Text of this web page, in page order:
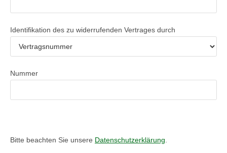
Identifikation des zu widerrufenden Vertrages durch
Nummer
Bitte beachten Sie unsere Datenschutzerklärung